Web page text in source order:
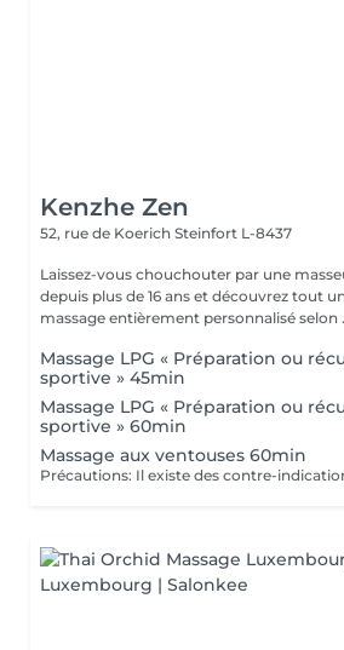
Kenzhe Zen
52, rue de Koerich Steinfort L-8437
Laissez-vous chouchouter par une
depuis plus de 16 ans et découvrez tout
massage entièrement personnalisé selon
Massage LPG « Préparation ou
sportive » 45min
Massage LPG « Préparation ou
sportive » 60min
Massage aux ventouses 60min